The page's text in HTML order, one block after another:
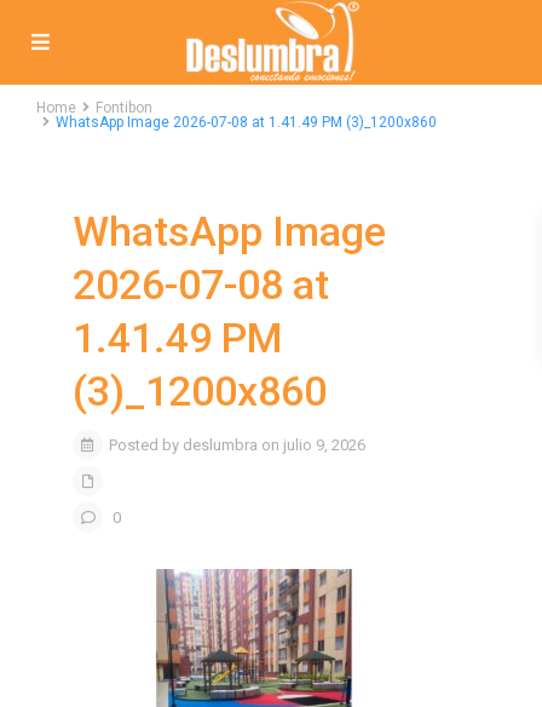
Home
Fontibon
WhatsApp Image 2026-07-08 at 1.41.49 PM (3)_1200x860
WhatsApp Image
2026-07-08 at
1.41.49 PM
(3)_1200x860
Posted by deslumbra on julio 9, 2026
0